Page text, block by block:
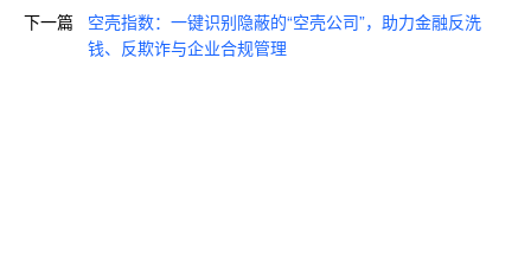
下一篇
空壳指数：一键识别隐蔽的“空壳公司”，助力金融反洗
钱、反欺诈与企业合规管理